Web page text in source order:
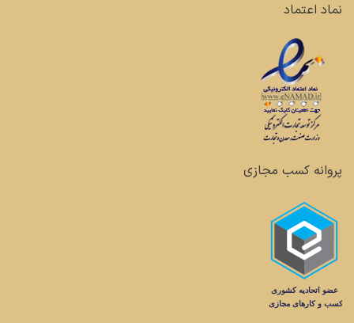
نماد اعتماد
پروانه کسب مجازی